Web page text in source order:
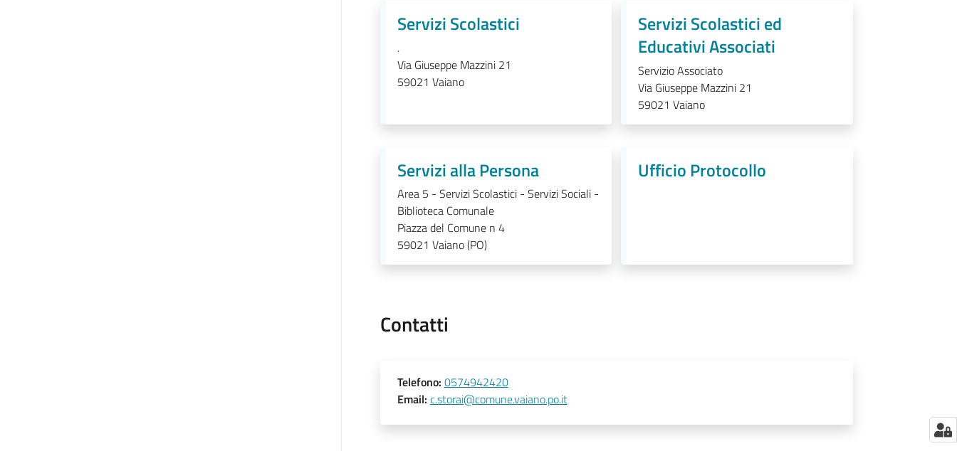
Servizi Scolastici
.
Via Giuseppe Mazzini 21
59021 Vaiano
Servizi Scolastici ed
Educativi Associati
Servizio Associato
Via Giuseppe Mazzini 21
59021 Vaiano
Servizi alla Persona
Area 5 - Servizi Scolastici - Servizi Sociali -
Biblioteca Comunale
Piazza del Comune n 4
59021 Vaiano (PO)
Ufficio Protocollo
Contatti
Telefono: 0574942420
Email: c.storai@comune.vaiano.po.it